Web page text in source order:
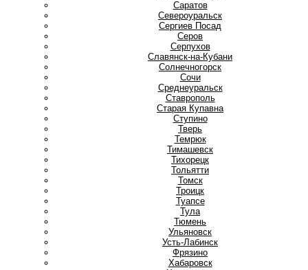
Саратов
Североуральск
Сергиев Посад
Серов
Серпухов
Славянск-на-Кубани
Солнечногорск
Сочи
Среднеуральск
Ставрополь
Старая Купавна
Ступино
Тверь
Темрюк
Тимашевск
Тихорецк
Тольятти
Томск
Троицк
Туапсе
Тула
Тюмень
Ульяновск
Усть-Лабинск
Фрязино
Хабаровск